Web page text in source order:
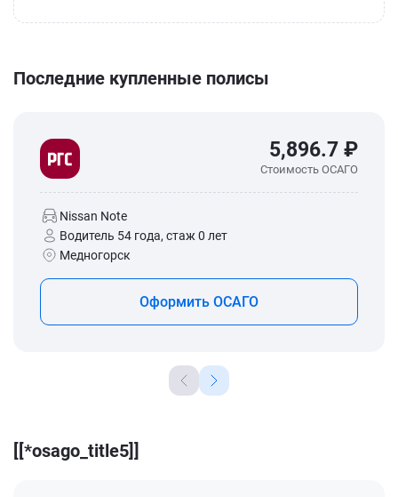
Последние купленные полисы
5,896.7 ₽
Стоимость ОСАГО
Nissan Note
Водитель 54 года, стаж 0 лет
Медногорск
Оформить ОСАГО
[[*osago_title5]]